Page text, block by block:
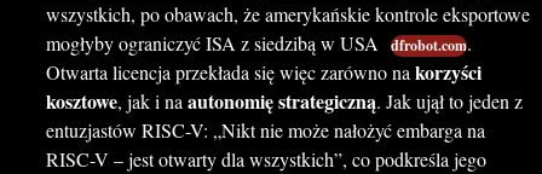
wszystkich, po obawach, że amerykańskie kontrole eksportowe
mogłyby ograniczyć ISA z siedzibą w USA dfrobot.com.
Otwarta licencja przekłada się więc zarówno nakorzyści
kosztowe, jak i naautonomię strategiczną. Jak ujął to jeden z
entuzjastów RISC-V: „Nikt nie może nałożyć embarga na
RISC-V – jest otwarty dla wszystkich”, co podkreśla jego